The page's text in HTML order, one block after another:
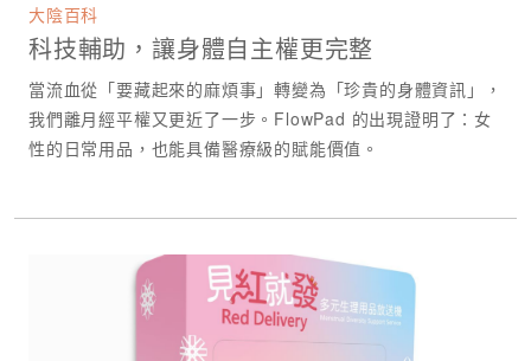
大陰百科
科技輔助，讓身體自主權更完整
當流血從「要藏起來的麻煩事」轉變為「珍貴的身體資訊」，
我們離月經平權又更近了一步。FlowPad 的出現證明了：女
性的日常用品，也能具備醫療級的賦能價值。